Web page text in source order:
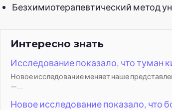
Безхимиотерапевтический метод
Интересно знать
Исследование показало, что туман
Новое исследование меняет наше
—...
Новое исследование показало, что